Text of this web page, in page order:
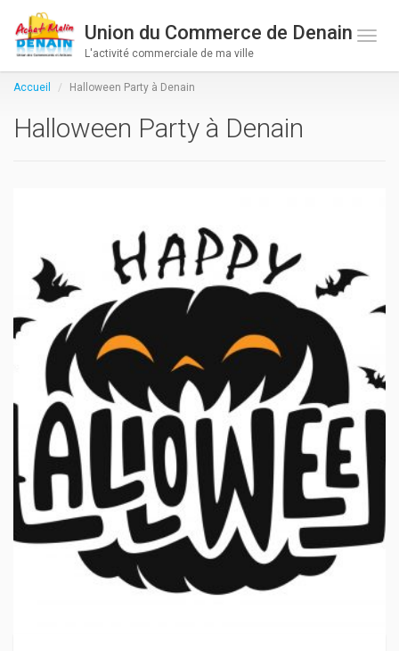
Union du Commerce de Denain
L'activité commerciale de ma ville
Toge
Accueil Halloween Party à Denain
Halloween Party à Denain